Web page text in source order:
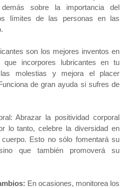
sobre la importancia del
límites de las personas en las
son los mejores inventos en
incorpores lubricantes en tu
las molestias y mejora el placer
de gran ayuda si sufres de
Abrazar la positividad corporal
lo tanto, celebre la diversidad en
Esto no sólo fomentará su
que también promoverá su
En ocasiones, monitorea los